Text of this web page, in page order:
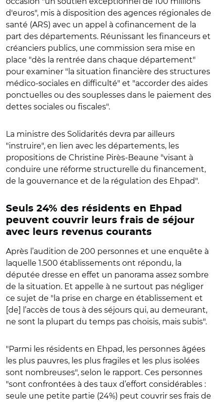
d'euros", mis à disposition des agences régionales de
santé (ARS) avec un appel à cofinancement de la
part des départements. Réunissant les financeurs et
créanciers publics, une commission sera mise en
place "dès la rentrée dans chaque département"
pour examiner " la situation financière des structures
médico-sociales en difficulté" et "accorder des aides
ponctuelles ou des souplesses dans le paiement des
dettes sociales ou fiscales".
La ministre des Solidarités devra par ailleurs
"instruire", en lien avec les départements, les
propositions de Christine Pirès-Beaune "visant à
conduire une réforme structurelle du financement,
de la gouvernance et de la régulation des Ehpad".
Seuls 24% des résidents en Ehpad
peuvent couvrir leurs frais de séjour
avec leurs revenus courants
Après l’audition de 200 personnes et une enquête à
laquelle 1.500 établissements ont répondu, la
députée dresse en effet un panorama assez sombre
de la situation. Et appelle à ne surtout pas négliger
ce sujet de " la prise en charge en établissement et
[de] l’accès de tous à des séjours qui, au demeurant,
ne sont la plupart du temps pas choisis, mais subis".
"Parmi les résidents en Ehpad, les personnes âgées
les plus pauvres, les plus fragiles et les plus isolées
sont nombreuses", selon le rapport. Ces personnes
"sont confrontées à des taux d’effort considérables :
seule une petite partie (24%) peut couvrir ses frais de